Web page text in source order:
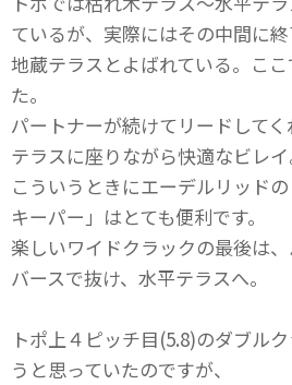
ているが、実際にはその中間に終
地蔵テラスとよばれている。こ
た。
パートナーが続けてリードして
テラスに座りながら快適なビレイ
こういうときにエーデルリッド
キーパー」はとても便利です。
楽しいワイドクラックの最後は
バースで抜け、水平テラスへ。
トポ上４ピッチ目(5.8)のダブル
うと思っていたのですが、